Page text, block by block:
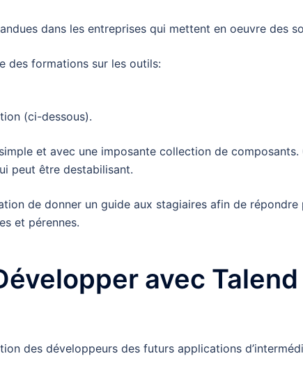
dans les entreprises qui mettent en oeuvre des
des formations sur les outils:
(ci-dessous).
et avec une imposante collection de
peut être destabilisant.
de donner un guide aux stagiaires afin de
et pérennes.
avec
des développeurs des futurs applications